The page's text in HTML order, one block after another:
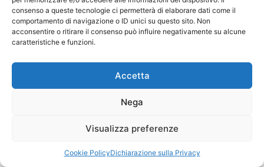
consenso a queste tecnologie ci permetterà di elaborare dati come il
comportamento di navigazione o ID unici su questo sito. Non
acconsentire o ritirare il consenso può influire negativamente su alcune
caratteristiche e funzioni.
Accetta
Nega
Visualizza preferenze
Cookie PolicyDichiarazione sulla Privacy
specializzato in materia, finalizzati alla prevenzione del rischio
chimico o biologico tramite un corretto uso dei DPC da parte
dei lavoratori incaricati (art. 73 del T.U. D.Lgs. 81/08).